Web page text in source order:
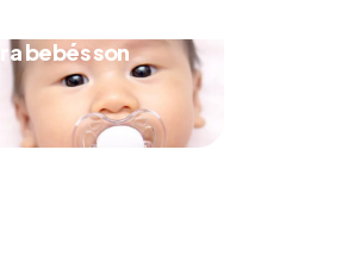
bebés son